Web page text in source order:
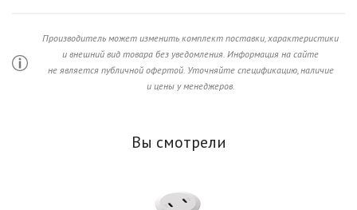
Производитель может изменить комплект поставки, характеристики
и внешний вид товара без уведомления. Информация на сайте
не является публичной офертой. Уточняйте спецификацию, наличие
и цены у менеджеров.
Вы смотрели